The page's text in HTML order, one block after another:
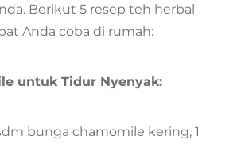
Berikut 5 resep teh herbal
Anda coba di rumah:
untuk Tidur Nyenyak:
bunga chamomile kering, 1